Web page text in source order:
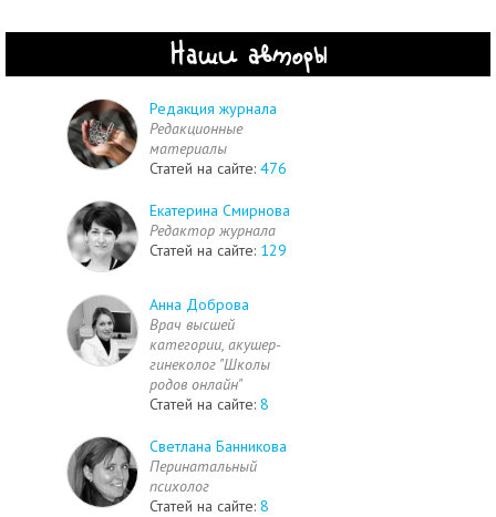
Наши авторы
Редакция журнала
Редакционные
материалы
Статей на сайте: 476
Екатерина Смирнова
Редактор журнала
Статей на сайте: 129
Анна Доброва
Врач высшей
категории, акушер-
гинеколог "Школы
родов онлайн"
Статей на сайте: 8
Светлана Банникова
Перинатальный
психолог
Статей на сайте: 8